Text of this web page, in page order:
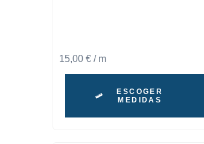
15,00 € / m
ESCOGER
MEDIDAS